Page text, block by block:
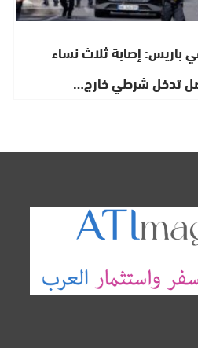
باريس: إصابة ثلاث نساء
تدخل شرطي خارج…